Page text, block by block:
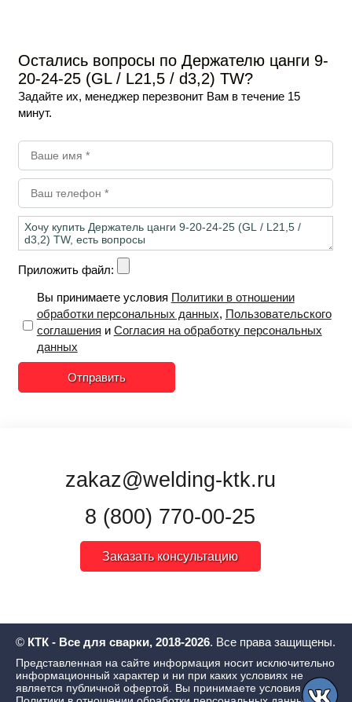
Остались вопросы по Держателю цанги 9-
20-24-25 (GL / L21,5 / d3,2) TW?
Задайте их, менеджер перезвонит Вам в течение 15
минут.
Приложить файл:
Вы принимаете условия Политики в отношении
обработки персональных данных, Пользовательского
соглашения и Согласия на обработку персональных
данных
Отправить
zakaz@welding-ktk.ru
8 (800) 770-00-25
Заказать консультацию
© КТК - Все для сварки, 2018-2026. Все права защищены.
Представленная на сайте информация носит исключительно
информационный характер и ни при каких условиях не
является публичной офертой. Вы принимаете условия